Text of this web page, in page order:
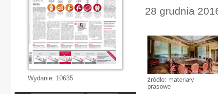
28 grudnia
źródło: materiały
prasowe
Wydanie: 10635